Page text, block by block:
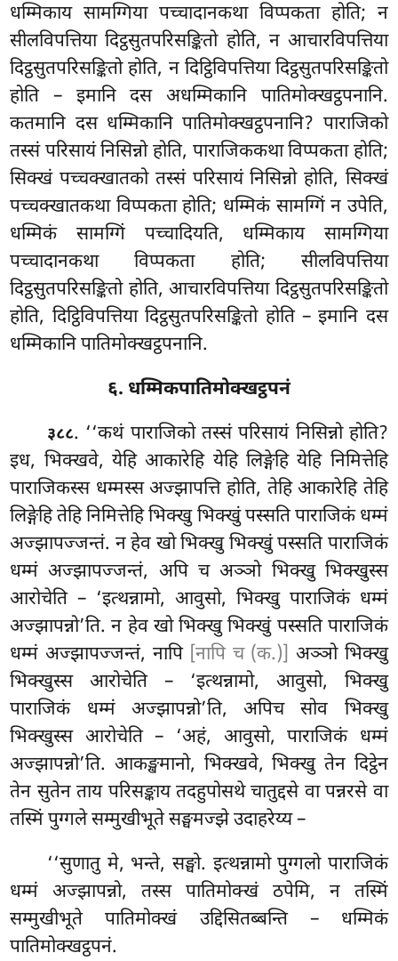
धम्मिकाय सामग्गिया पच्चादानकथा विप्पकता होति; न
सीलविपत्तिया दिट्ठसुतपरिसङ्कितो होति, न आचारविपत्तिया
दिट्ठसुतपरिसङ्कितो होति, न दिट्ठिविपत्तिया दिट्ठसुतपरिसङ्कितो
होति – इमानि दस अधम्मिकानि पातिमोक्खट्ठपनानि.
कतमानि दस धम्मिकानि पातिमोक्खट्ठपनानि? पाराजिको
तस्सं परिसायं निसिन्नो होति, पाराजिककथा विप्पकता होति;
सिक्खं पच्चक्खातको तस्सं परिसायं निसिन्नो होति, सिक्खं
पच्चक्खातकथा विप्पकता होति; धम्मिकं सामग्गिं न उपेति,
धम्मिकं सामग्गिं पच्चादियति, धम्मिकाय सामग्गिया
पच्चादानकथा विप्पकता होति; सीलविपत्तिया
दिट्ठसुतपरिसङ्कितो होति, आचारविपत्तिया दिट्ठसुतपरिसङ्कितो
होति, दिट्ठिविपत्तिया दिट्ठसुतपरिसङ्कितो होति – इमानि दस
धम्मिकानि पातिमोक्खट्ठपनानि.
६. धम्मिकपातिमोक्खट्ठपनं
३८८. ‘‘कथं पाराजिको तस्सं परिसायं निसिन्नो होति?
इध, भिक्खवे, येहि आकारेहि येहि लिङ्गेहि येहि निमित्तेहि
पाराजिकस्स धम्मस्स अज्झापत्ति होति, तेहि आकारेहि तेहि
लिङ्गेहि तेहि निमित्तेहि भिक्खु भिक्खुं पस्सति पाराजिकं धम्मं
अज्झापज्जन्तं. न हेव खो भिक्खु भिक्खुं पस्सति पाराजिकं
धम्मं अज्झापज्जन्तं, अपि च अञ्ञो भिक्खु भिक्खुस्स
आरोचेति – ‘इत्थन्नामो, आवुसो, भिक्खु पाराजिकं धम्मं
अज्झापन्नो’ति. न हेव खो भिक्खु भिक्खुं पस्सति पाराजिकं
धम्मं अज्झापज्जन्तं, नापि [नापि च (क.)] अञ्ञो भिक्खु
भिक्खुस्स आरोचेति – ‘इत्थन्नामो, आवुसो, भिक्खु
पाराजिकं धम्मं अज्झापन्नो’ति, अपिच सोव भिक्खु
भिक्खुस्स आरोचेति – ‘अहं, आवुसो, पाराजिकं धम्मं
अज्झापन्नो’ति. आकङ्खमानो, भिक्खवे, भिक्खु तेन दिट्ठेन
तेन सुतेन ताय परिसङ्काय तदहुपोसथे चातुद्दसे वा पन्नरसे वा
तस्मिं पुग्गले सम्मुखीभूते सङ्घमज्झे उदाहरेय्य –
‘‘सुणातु मे, भन्ते, सङ्घो. इत्थन्नामो पुग्गलो पाराजिकं
धम्मं अज्झापन्नो, तस्स पातिमोक्खं ठपेमि, न तस्मिं
सम्मुखीभूतेपातिमोक्खं उद्दिसितब्बन्ति – धम्मिकं
पातिमोक्खट्ठपनं.